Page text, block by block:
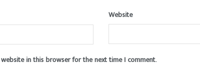
Website
website in this browser for the next time I comment.